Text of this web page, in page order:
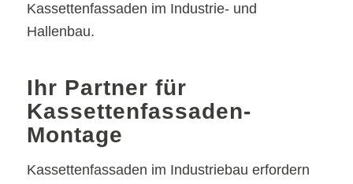
Kassettenfassaden im Industrie- und
Hallenbau.
Ihr Partner für
Kassettenfassaden-
Montage
Kassettenfassaden im Industriebau erfordern